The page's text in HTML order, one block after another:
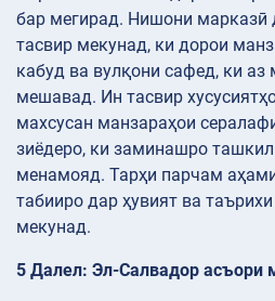
бар мегирад. Нишони марказӣ
тасвир мекунад, ки дорои
кабуд ва вулқони сафед, ки аз
мешавад. Ин тасвир
махсусан манзараҳои
зиёдеро, ки заминашро
менамояд. Тарҳи парчам
табииро дар ҳувият ва
мекунад.
5 Далел: Эл-Салвадор асъори